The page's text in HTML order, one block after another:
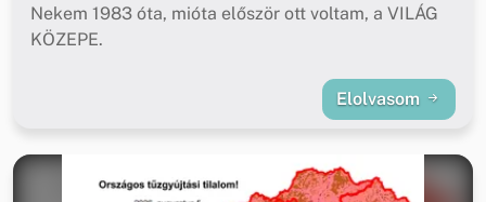
Nekem 1983 óta, mióta először ott voltam, a VILÁG
KÖZEPE.
Elolvasom